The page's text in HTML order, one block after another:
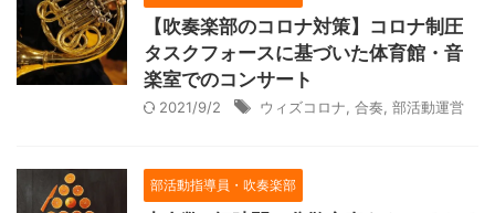
【吹奏楽部のコロナ対策】コロナ制圧
タスクフォースに基づいた体育館・音
楽室でのコンサート
2021/9/2 ウィズコロナ 合奏 部活動運営
部活動指導員・吹奏楽部